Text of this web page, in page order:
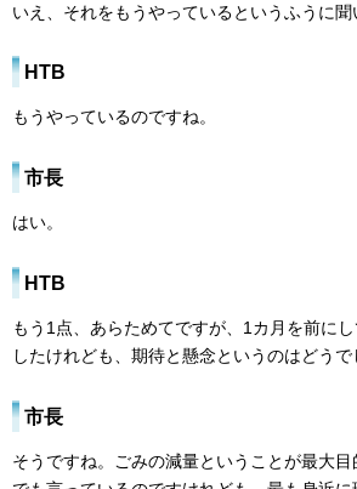
いえ、それをもうやっているというふうに聞
HTB
もうやっているのですね。
市長
はい。
HTB
もう1点、あらためてですが、1カ月を前に
したけれども、期待と懸念というのはどうで
市長
そうですね。ごみの減量ということが最大